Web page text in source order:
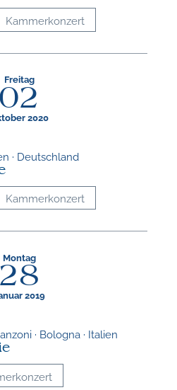
Kammerkonzert
Freitag
02
2020
· Deutschland
Kammerkonzert
Montag
28
2019
· Bologna · Italien